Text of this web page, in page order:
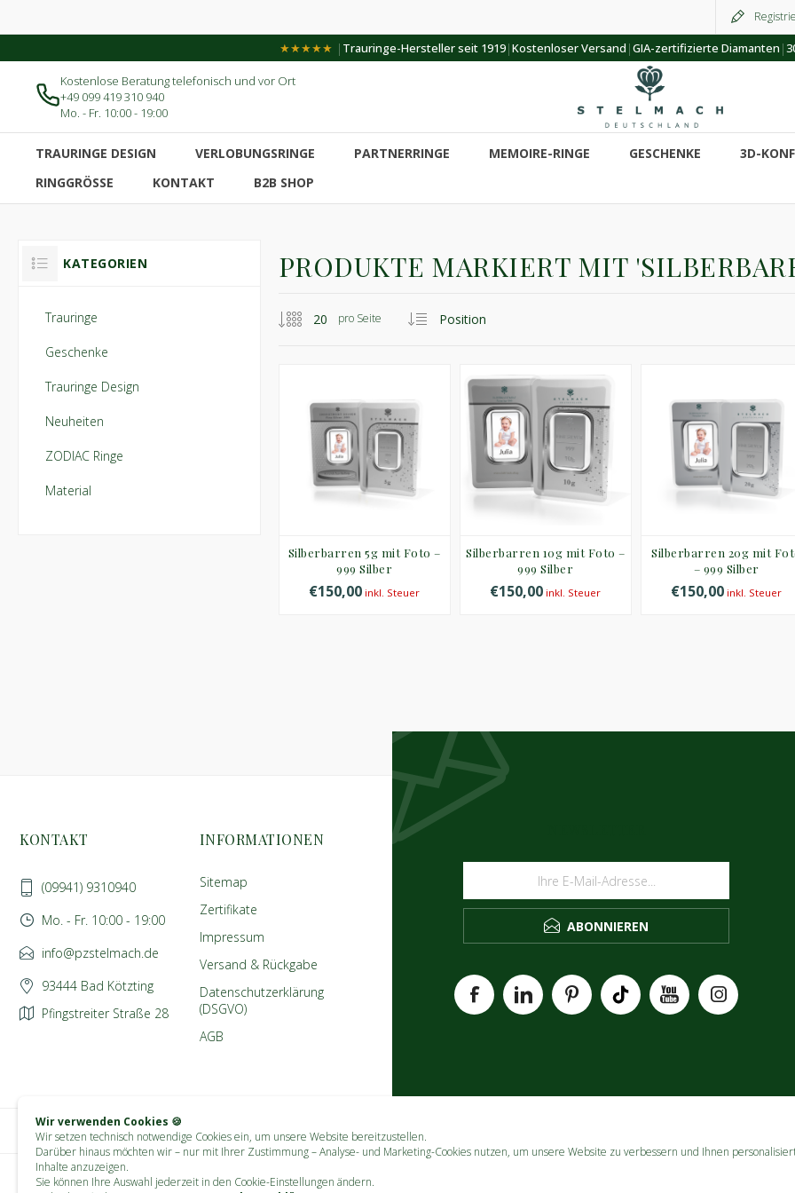
★★★★★ | Trauringe-Hersteller seit 1919|Kostenloser Versand |GIA-zertifizierte Diamanten |
Kostenlose Beratung telefonisch und vor Ort
+49 099 419 310 940
Mo. - Fr. 10:00 - 19:00
TRAURINGE DESIGN VERLOBUNGSRINGE PARTNERRINGE MEMOIRE-RINGE GESCHENKE
3D-
RINGGRÖSSE
KONTAKT B2B SHOP
PRODUKTE MARKIERT MIT
pro Seite
Silberbarren 5g mit Foto –
999 Silber
€150,00 inkl. Steuer
Silberbarren 10g mit Foto –
999 Silber
€150,00 inkl. Steuer
Silberbarren 20g mit
– 999 Silber
€150,00 inkl. Steuer
KATEGORIEN
Trauringe
Geschenke
Trauringe Design
Neuheiten
ZODIAC Ringe
Material
Wir verwenden Cookies 🍪
Wir setzen technisch notwendige Cookies ein, um unsere Website bereitzustellen.
Darüber hinaus möchten wir – nur mit Ihrer Zustimmung – Analyse- und Marketing-Cookies nutzen, um unsere Website zu verbessern und Ihnen
Inhalte anzuzeigen.
Sie können Ihre Auswahl jederzeit in den Cookie-Einstellungen ändern.
ABONNIEREN
KONTAKT
(09941) 9310940
Mo. - Fr. 10:00 - 19:00
info@pzstelmach.de
93444 Bad Kötzting
Pfingstreiter Straße 28
INFORMATIONEN
Sitemap
Zertifikate
Impressum
Versand & Rückgabe
Datenschutzerklärung
(DSGVO)
AGB